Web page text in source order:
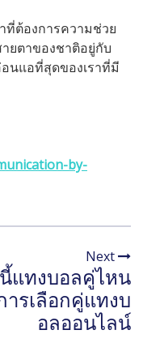
ที่ต้องการความช่วย
ยตาของชาติอยู่กับ
นแอที่สุดของเราที่มี
by-
Next
แทงบอลคู่ไหน
ารเลือกคู่แทงบ
อลออนไลน์